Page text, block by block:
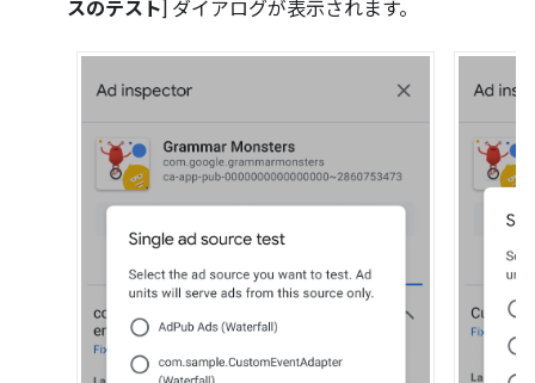
スのテスト] ダイアログが表示されます。